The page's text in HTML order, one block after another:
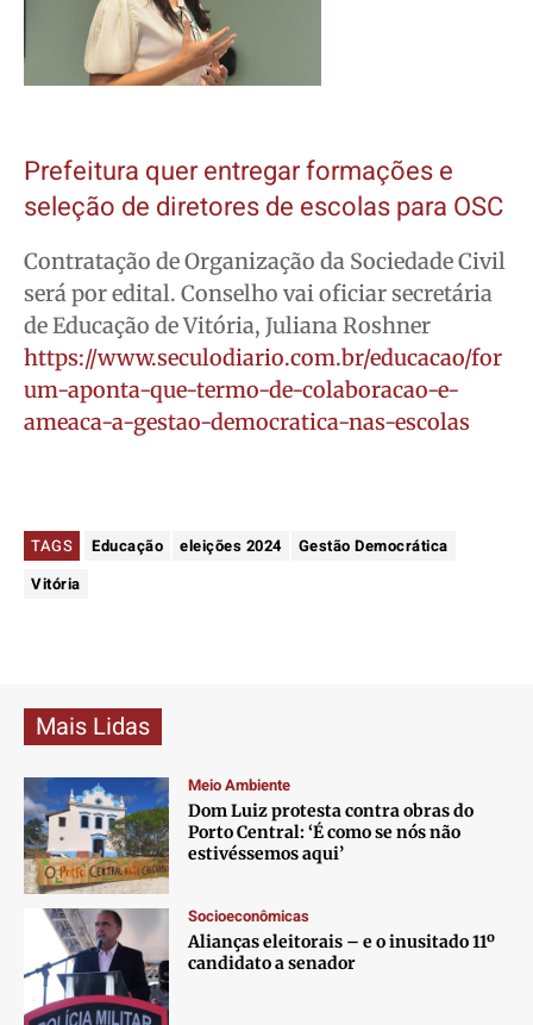
Prefeitura quer entregar formações e
seleção de diretores de escolas para OSC
Contratação de Organização da Sociedade Civil
será por edital. Conselho vai oficiar secretária
de Educação de Vitória, Juliana Roshner
https://www.seculodiario.com.br/educacao/for
um-aponta-que-termo-de-colaboracao-e-
ameaca-a-gestao-democratica-nas-escolas
TAGS Educação eleições 2024
Gestão Democrática
Vitória
Mais Lidas
Meio Ambiente
Dom Luiz protesta contra obras do
Porto Central: ‘É como se nós não
estivéssemos aqui’
Socioeconômicas
Alianças eleitorais – e o inusitado 11º
candidato a senador